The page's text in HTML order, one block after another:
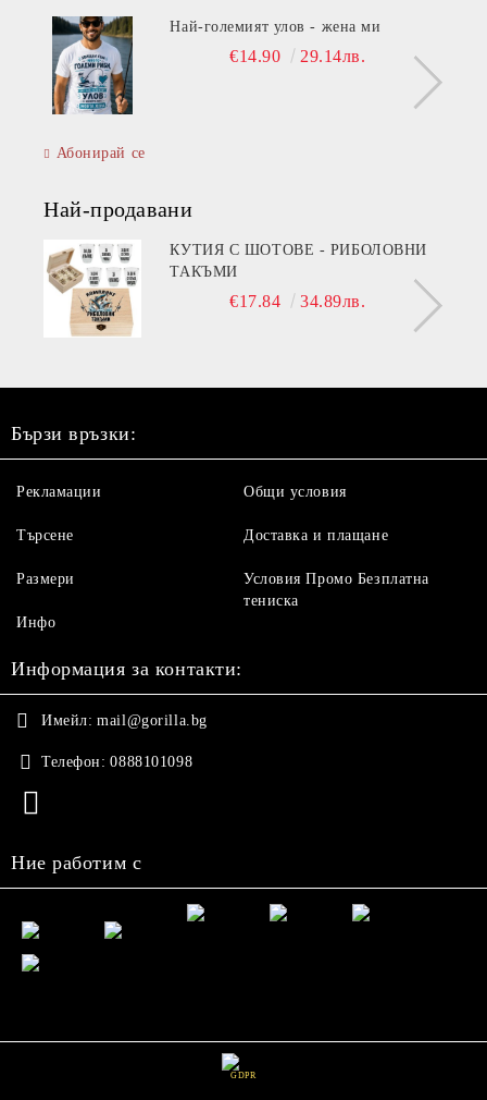
Най-големият улов - жена ми
€14.90 29.14лв.
Абонирай се
Най-продавани
КУТИЯ С ШОТОВЕ - РИБОЛОВНИ
ТАКЪМИ
€17.84 34.89лв.
Бързи връзки:
Рекламации
Търсене
Размери
Инфо
Общи условия
Доставка и плащане
Условия Промо Безплатна
тениска
Информация за контакти:
Имейл: mail@gorilla.bg
Телефон: 0888101098
Ние работим с
GDPR